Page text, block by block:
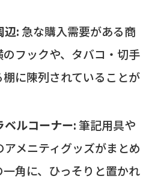
辺: 急な購入需要がある商
フックや、タバコ・切手
に陳列されていることが
ルコーナー: 筆記用具や
メニティグッズがまとめ
角に、ひっそりと置かれ